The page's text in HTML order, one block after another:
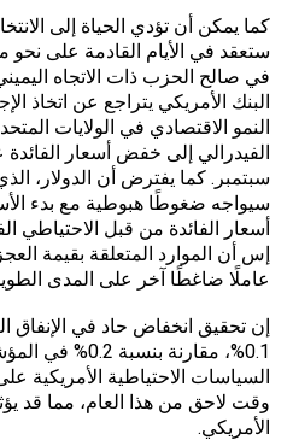
كما يمكن أن تؤدي الحياة إلى
ستعقد في الأيام القادمة على نحو
في صالح الحزب ذات الاتجاه
البنك الأمريكي يتراجع عن اتخاذ
النمو الاقتصادي في الولايات
الفيدرالي إلى خفض أسعار الفائدة
سبتمبر. كما يفترض أن الدولار،
سيواجه ضغوطًا هبوطية مع بدء
أسعار الفائدة من قبل الاحتياطي
إس أن الموارد المتعلقة بقيمة
عاملًا ضاغطًا آخر على المدى
إن تحقيق انخفاض حاد في الإنفاق
0.1%، مقارنة
السياسات الاحتياطية الأمريكية
وقت لاحق من هذا العام، مما قد
الأمريكي.